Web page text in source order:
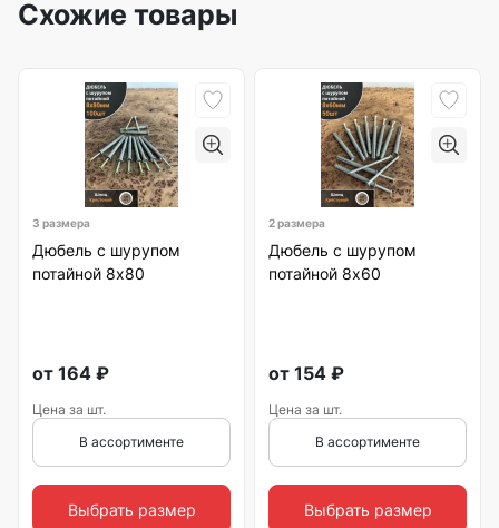
Схожие товары
3 размера
Дюбель с шурупом
потайной 8х80
от 164 ₽
Цена за шт.
В ассортименте
Выбрать размер
2 размера
Дюбель с шурупом
потайной 8х60
от 154 ₽
Цена за шт.
В ассортименте
Выбрать размер